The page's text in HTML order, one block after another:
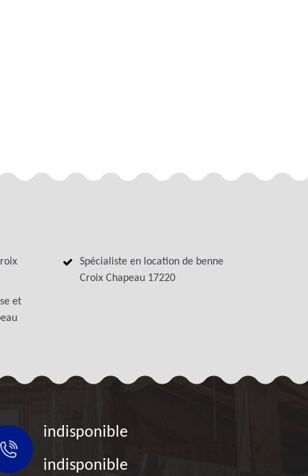
et
Spécialiste en location de benne
Croix Chapeau 17220
indisponible
indisponible